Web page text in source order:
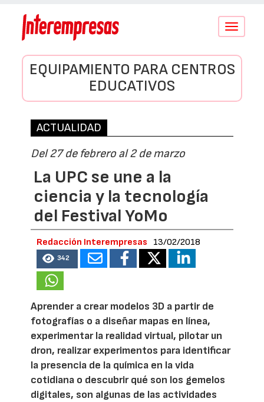
Conmutar
EQUIPAMIENTO PARA CENTROS
EDUCATIVOS
ACTUALIDAD
Del 27 de febrero al 2 de marzo
La UPC se une a la
ciencia y la tecnología
del Festival YoMo
Redacción Interempresas 13/02/2018
342
Aprender a crear modelos 3D a partir de
fotografías o a diseñar mapas en línea,
experimentar la realidad virtual, pilotar un
dron, realizar experimentos para identificar
la presencia de la química en la vida
cotidiana o descubrir qué son los gemelos
digitales, son algunas de las actividades